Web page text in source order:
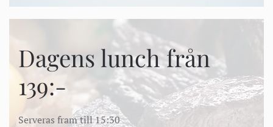
Dagens lunch från
139:-
Serveras fram till 15:30